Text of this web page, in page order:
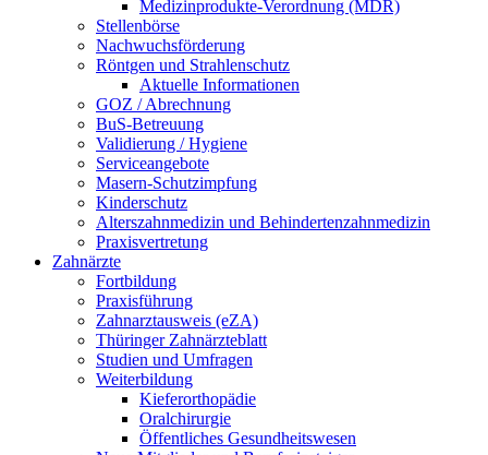
Medizinprodukte-Verordnung (MDR)
Stellenbörse
Nachwuchsförderung
Röntgen und Strahlenschutz
Aktuelle Informationen
GOZ / Abrechnung
BuS-Betreuung
Validierung / Hygiene
Serviceangebote
Masern-Schutzimpfung
Kinderschutz
Alterszahnmedizin und Behindertenzahnmedizin
Praxisvertretung
Zahnärzte
Fortbildung
Praxisführung
Zahnarztausweis (eZA)
Thüringer Zahnärzteblatt
Studien und Umfragen
Weiterbildung
Kieferorthopädie
Oralchirurgie
Öffentliches Gesundheitswesen